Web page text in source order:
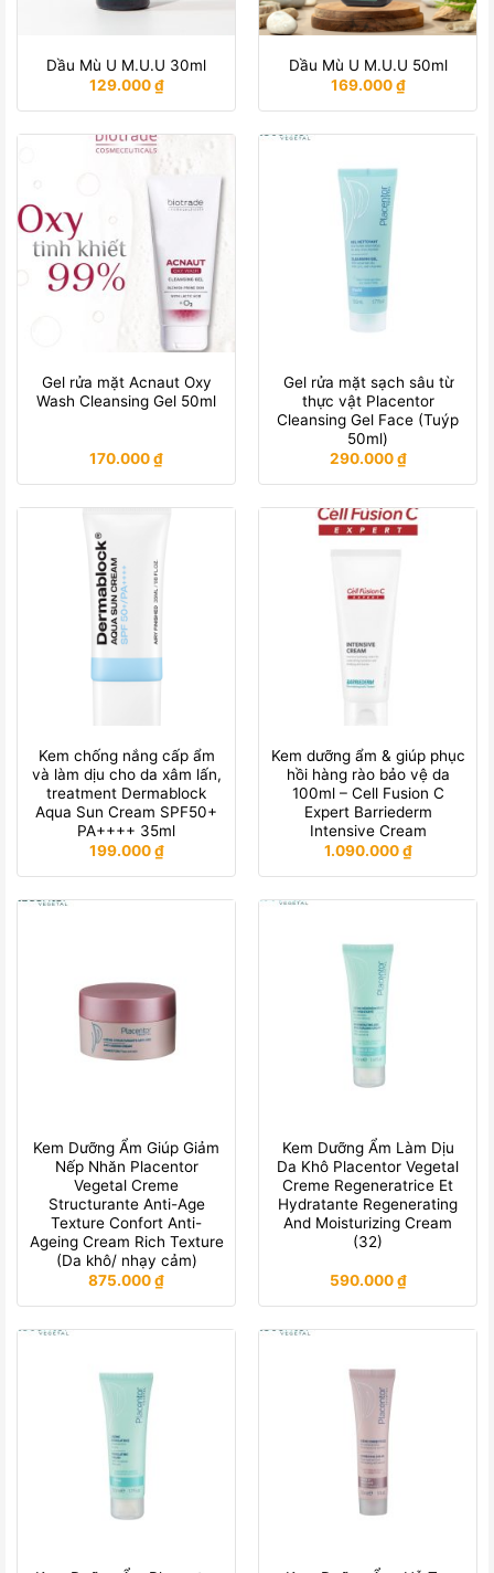
Dầu Mù U M.U.U 30ml
129.000₫
Dầu Mù U M.U.U 50ml
169.000₫
Gel rửa mặt Acnaut Oxy
Wash Cleansing Gel 50ml
170.000₫
Gel rửa mặt sạch sâu từ
thực vật Placentor
Cleansing Gel Face (Tuýp
50ml)
290.000₫
Kem chống nắng cấp ẩm
và làm dịu cho da xâm lấn,
treatment Dermablock
Aqua Sun Cream SPF50+
PA++++ 35ml
199.000₫
Kem dưỡng ẩm & giúp phục
hồi hàng rào bảo vệ da
100ml – Cell Fusion C
Expert Barriederm
Intensive Cream
1.090.000₫
Kem Dưỡng Ẩm Giúp Giảm
Nếp Nhăn Placentor
Vegetal Creme
Structurante Anti-Age
Texture Confort Anti-
Ageing Cream Rich Texture
(Da khô/ nhạy cảm)
875.000₫
Kem Dưỡng Ẩm Làm Dịu
Da Khô Placentor Vegetal
Creme Regeneratrice Et
Hydratante Regenerating
And Moisturizing Cream
(32)
590.000₫